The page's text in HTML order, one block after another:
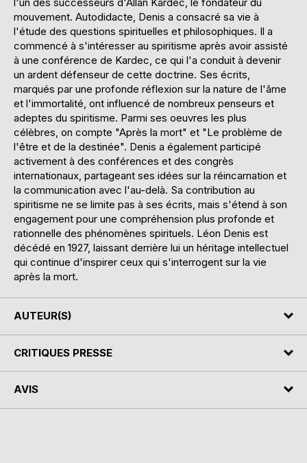
mouvement. Autodidacte, Denis a consacré sa vie à
l'étude des questions spirituelles et philosophiques. Il a
commencé à s'intéresser au spiritisme après avoir assisté
à une conférence de Kardec, ce qui l'a conduit à devenir
un ardent défenseur de cette doctrine. Ses écrits,
marqués par une profonde réflexion sur la nature de l'âme
et l'immortalité, ont influencé de nombreux penseurs et
adeptes du spiritisme. Parmi ses oeuvres les plus
célèbres, on compte "Après la mort" et "Le problème de
l'être et de la destinée". Denis a également participé
activement à des conférences et des congrès
internationaux, partageant ses idées sur la réincarnation et
la communication avec l'au-delà. Sa contribution au
spiritisme ne se limite pas à ses écrits, mais s'étend à son
engagement pour une compréhension plus profonde et
rationnelle des phénomènes spirituels. Léon Denis est
décédé en 1927, laissant derrière lui un héritage intellectuel
qui continue d'inspirer ceux qui s'interrogent sur la vie
après la mort.
AUTEUR(S)
CRITIQUES PRESSE
AVIS